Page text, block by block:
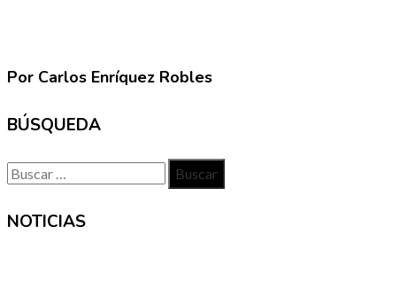
Por Carlos Enríquez Robles
BÚSQUEDA
Buscar:
NOTICIAS